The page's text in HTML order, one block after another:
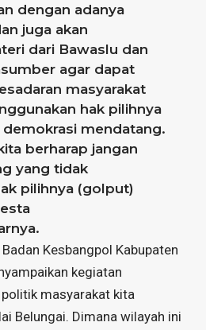
dengan adanya
juga akan
dari Bawaslu dan
agar dapat
masyarakat
hak pilihnya
mendatang.
berharap jangan
yang tidak
pilihnya (golput)
Kesbangpol Kabupaten
kegiatan
masyarakat kita
Belungai. Dimana wilayah ini